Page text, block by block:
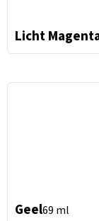
Licht
Geel69 ml